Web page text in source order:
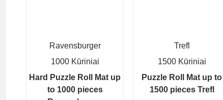
Ravensburger
1000 Kūriniai
Hard Puzzle Roll Mat up
to 1000 pieces
Trefl
1500 Kūriniai
Puzzle Roll Mat up to
1500 pieces Trefl